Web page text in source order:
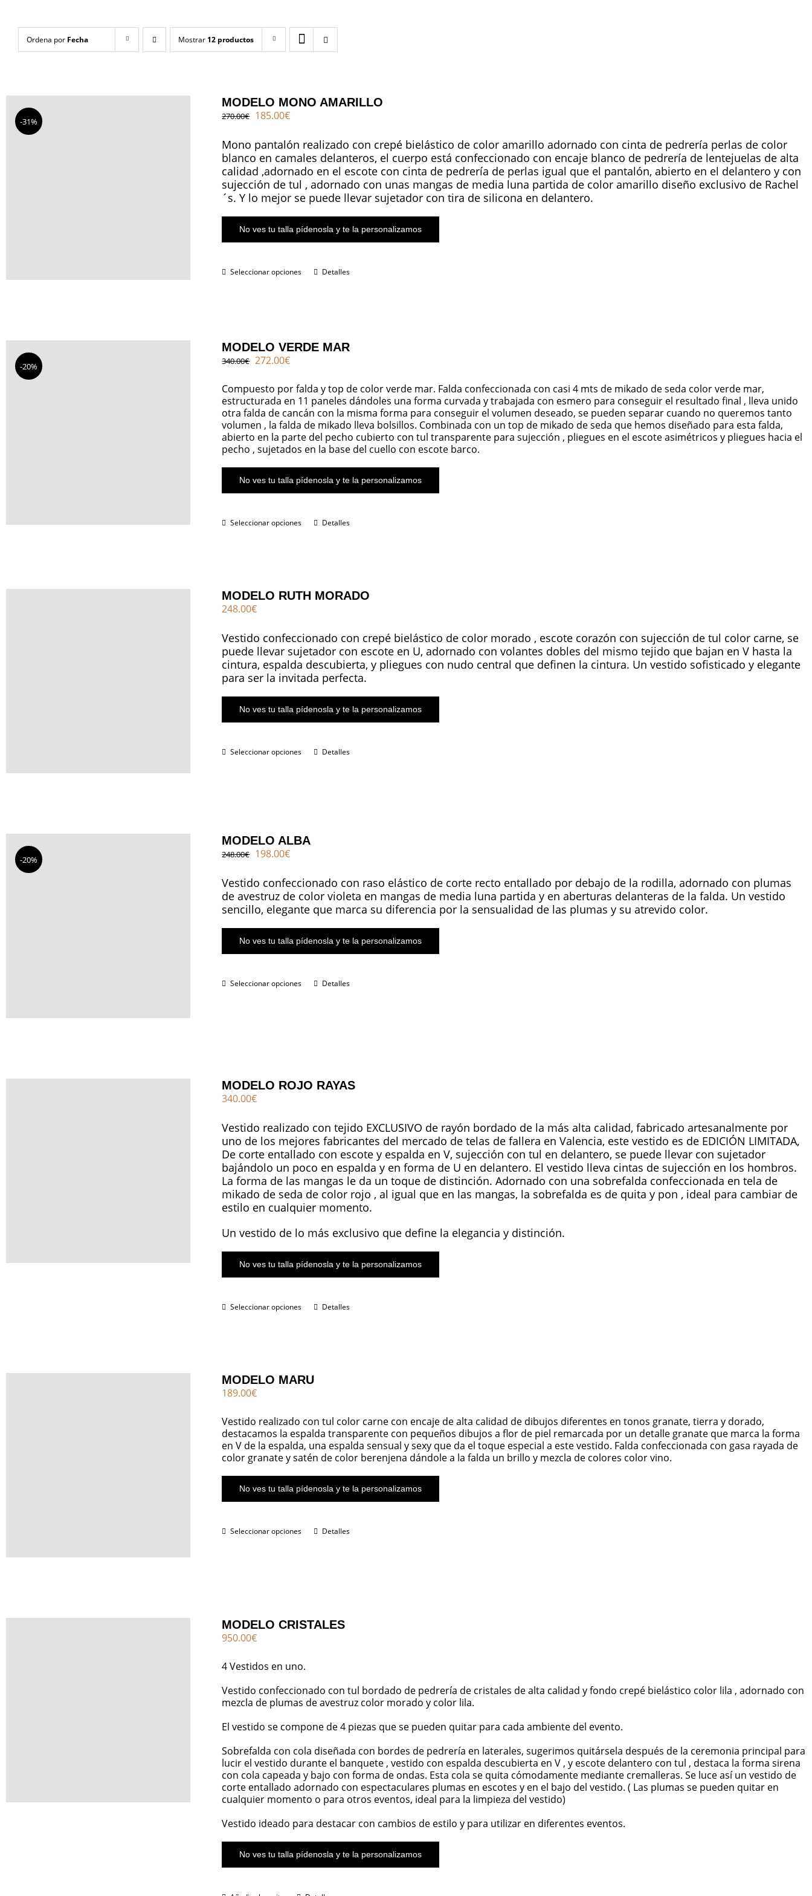
Ordena por Fecha Mostrar 12 productos
-31%
MODELO MONO AMARILLO
270.00€ El
original
era:
270.00€.
185.00€El
actual
es:
185.00€.
Mono pantalón realizado con crepé bielástico de color amarillo adornado con cinta de pedrería perlas de color
blanco en camales delanteros, el cuerpo está confeccionado con encaje blanco de pedrería de lentejuelas de alta
calidad ,adornado en el escote con cinta de pedrería de perlas igual que el pantalón, abierto en el delantero y con
sujección de tul , adornado con unas mangas de media luna partida de color amarillo diseño exclusivo de Rachel
´s. Y lo mejor se puede llevar sujetador con tira de silicona en delantero.
No ves tu talla pídenosla y te la personalizamos
Seleccionar opciones Detalles
-20%
MODELO VERDE MAR
340.00€ El
original
era:
340.00€.
272.00€El
actual
es:
272.00€.
Compuesto por falda y top de color verde mar. Falda confeccionada con casi 4 mts de mikado de seda color verde mar,
estructurada en 11 paneles dándoles una forma curvada y trabajada con esmero para conseguir el resultado final , lleva unido
otra falda de cancán con la misma forma para conseguir el volumen deseado, se pueden separar cuando no queremos tanto
volumen , la falda de mikado lleva bolsillos. Combinada con un top de mikado de seda que hemos diseñado para esta falda,
abierto en la parte del pecho cubierto con tul transparente para sujección , pliegues en el escote asimétricos y pliegues hacia el
pecho , sujetados en la base del cuello con escote barco.
No ves tu talla pídenosla y te la personalizamos
Seleccionar opciones Detalles
MODELO RUTH MORADO
248.00€
Vestido confeccionado con crepé bielástico de color morado , escote corazón con sujección de tul color carne, se
puede llevar sujetador con escote en U, adornado con volantes dobles del mismo tejido que bajan en V hasta la
cintura, espalda descubierta, y pliegues con nudo central que definen la cintura. Un vestido sofisticado y elegante
para ser la invitada perfecta.
No ves tu talla pídenosla y te la personalizamos
Seleccionar opciones Detalles
-20%
MODELO ALBA
248.00€ El
original
era:
248.00€.
198.00€El
actual
es:
198.00€.
Vestido confeccionado con raso elástico de corte recto entallado por debajo de la rodilla, adornado con plumas
de avestruz de color violeta en mangas de media luna partida y en aberturas delanteras de la falda. Un vestido
sencillo, elegante que marca su diferencia por la sensualidad de las plumas y su atrevido color.
No ves tu talla pídenosla y te la personalizamos
Seleccionar opciones Detalles
MODELO ROJO RAYAS
340.00€
Vestido realizado con tejido EXCLUSIVO de rayón bordado de la más alta calidad, fabricado artesanalmente por
uno de los mejores fabricantes del mercado de telas de fallera en Valencia, este vestido es de EDICIÓN LIMITADA,
De corte entallado con escote y espalda en V, sujección con tul en delantero, se puede llevar con sujetador
bajándolo un poco en espalda y en forma de U en delantero. El vestido lleva cintas de sujección en los hombros.
La forma de las mangas le da un toque de distinción. Adornado con una sobrefalda confeccionada en tela de
mikado de seda de color rojo , al igual que en las mangas, la sobrefalda es de quita y pon , ideal para cambiar de
estilo en cualquier momento.
Un vestido de lo más exclusivo que define la elegancia y distinción.
No ves tu talla pídenosla y te la personalizamos
Seleccionar opciones Detalles
MODELO MARU
189.00€
Vestido realizado con tul color carne con encaje de alta calidad de dibujos diferentes en tonos granate, tierra y dorado,
destacamos la espalda transparente con pequeños dibujos a flor de piel remarcada por un detalle granate que marca la forma
en V de la espalda, una espalda sensual y sexy que da el toque especial a este vestido. Falda confeccionada con gasa rayada de
color granate y satén de color berenjena dándole a la falda un brillo y mezcla de colores color vino.
No ves tu talla pídenosla y te la personalizamos
Seleccionar opciones Detalles
MODELO CRISTALES
950.00€
4 Vestidos en uno.
Vestido confeccionado con tul bordado de pedrería de cristales de alta calidad y fondo crepé bielástico color lila , adornado con
mezcla de plumas de avestruz color morado y color lila.
El vestido se compone de 4 piezas que se pueden quitar para cada ambiente del evento.
Sobrefalda con cola diseñada con bordes de pedrería en laterales, sugerimos quitársela después de la ceremonia principal para
lucir el vestido durante el banquete , vestido con espalda descubierta en V , y escote delantero con tul , destaca la forma sirena
con cola capeada y bajo con forma de ondas. Esta cola se quita cómodamente mediante cremalleras. Se luce así un vestido de
corte entallado adornado con espectaculares plumas en escotes y en el bajo del vestido. ( Las plumas se pueden quitar en
cualquier momento o para otros eventos, ideal para la limpieza del vestido)
Vestido ideado para destacar con cambios de estilo y para utilizar en diferentes eventos.
No ves tu talla pídenosla y te la personalizamos